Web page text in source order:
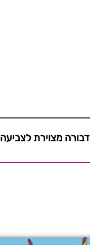
דבורה מצוירת לצביעה